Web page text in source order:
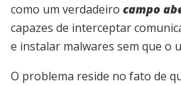
como um verdadeiro campo
capazes de interceptar
e instalar malwares sem que o
O problema reside no fato de